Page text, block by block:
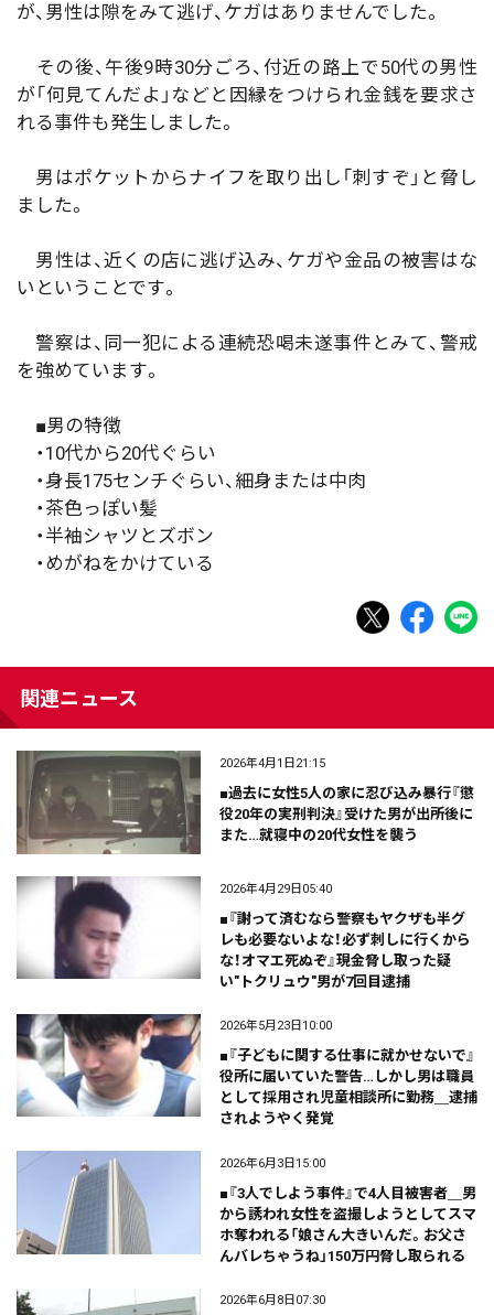
が、男性は隙をみて逃げ、ケガはありませんでした。
その後、午後9時30分ごろ、付近の路上で50代の男性
が「何見てんだよ」などと因縁をつけられ金銭を要求さ
れる事件も発生しました。
男はポケットからナイフを取り出し「刺すぞ」と脅し
ました。
男性は、近くの店に逃げ込み、ケガや金品の被害はな
いということです。
警察は、同一犯による連続恐喝未遂事件とみて、警戒
を強めています。
■男の特徴
・10代から20代ぐらい
・身長175センチぐらい、細身または中肉
・茶色っぽい髪
・半袖シャツとズボン
・めがねをかけている
関連ニュース
2026年4月1日21:15
■過去に女性5人の家に忍び込み暴行『懲
役20年の実刑判決』受けた男が出所後に
また…就寝中の20代女性を襲う
2026年4月29日05:40
■『謝って済むなら警察もヤクザも半グ
レも必要ないよな！必ず刺しに行くから
な！オマエ死ぬぞ』現金脅し取った疑
い"トクリュウ"男が7回目逮捕
2026年5月23日10:00
■『子どもに関する仕事に就かせないで』
役所に届いていた警告…しかし男は職員
として採用され児童相談所に勤務＿逮捕
されようやく発覚
2026年6月3日15:00
■『3人でしよう事件』で4人目被害者＿男
から誘われ女性を盗撮しようとしてスマ
ホ奪われる「娘さん大きいんだ。お父さ
んバレちゃうね」150万円脅し取られる
2026年6月8日07:30